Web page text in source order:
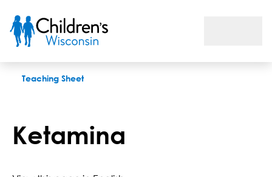
Teaching Sheet
Ketamina